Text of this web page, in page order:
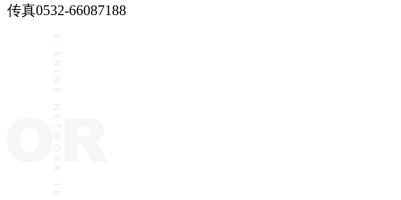
传真0532-66087188